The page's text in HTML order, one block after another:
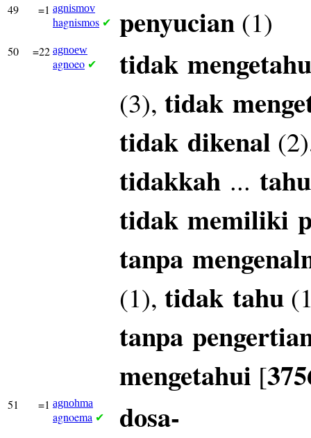
49 =1 agnismov
hagnismos ✔ penyucian (1)
50 =22 agnoew
agnoeo ✔ tidak
(3), tidak
tidak dikenal
tidakkah ... tahu
tidak memiliki
tanpa
(1), tidak tahu
tanpa
mengetahui [
51 =1 agnohma
agnoema ✔
dosa-